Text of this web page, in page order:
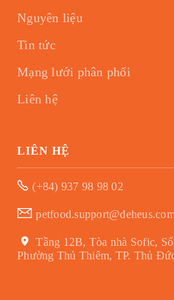
Nguyên liệu
Tin tức
Mạng lưới phân phối
Liên hệ
LIÊN HỆ
(+84) 937 98 98 02
Tầng 12B, Tòa nhà Sofic,
Phường Thủ Thiêm, TP. Thủ